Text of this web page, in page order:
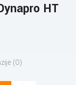
HT
(0)